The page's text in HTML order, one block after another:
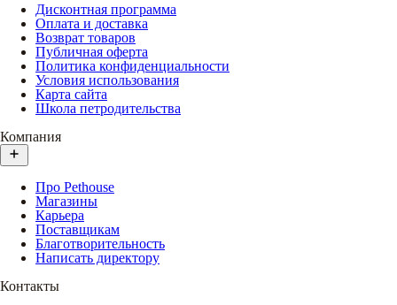
Дисконтная программа
Оплата и доставка
Возврат товаров
Публичная оферта
Политика конфиденциальности
Условия использования
Карта сайта
Школа петродительства
Компания
Про Pethouse
Магазины
Карьера
Поставщикам
Благотворительность
Написать директору
Контакты